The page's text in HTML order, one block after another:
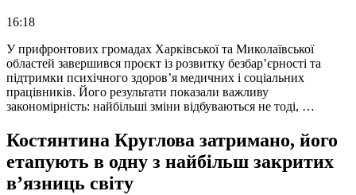
16:18
У прифронтових громадах Харківської та Миколаївської
областей завершився проєкт із розвитку безбар’єрності та
підтримки психічного здоров’я медичних і соціальних
працівників. Його результати показали важливу
закономірність: найбільші зміни відбуваються не тоді, …
Костянтина Круглова затримано, його
етапують в одну з найбільш закритих
в’язниць світу